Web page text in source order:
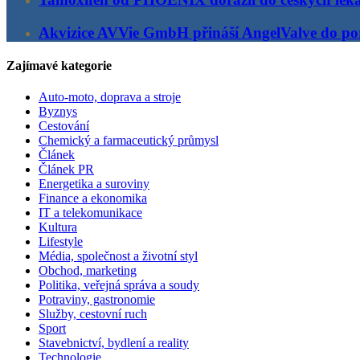
Akvizice AVVie GmbH přináší AngelValve do
Zajímavé kategorie
Auto-moto, doprava a stroje
Byznys
Cestování
Chemický a farmaceutický průmysl
Článek
Článek PR
Energetika a suroviny
Finance a ekonomika
IT a telekomunikace
Kultura
Lifestyle
Média, společnost a životní styl
Obchod, marketing
Politika, veřejná správa a soudy
Potraviny, gastronomie
Služby, cestovní ruch
Sport
Stavebnictví, bydlení a reality